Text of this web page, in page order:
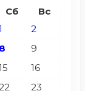
Сб Вс
2
8
9
16
23